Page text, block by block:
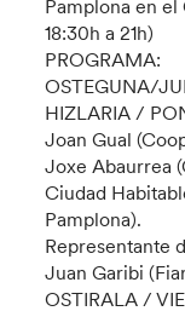
Pamplona en
18:30h a 21h)
PROGRAMA:
OSTEGUNA/
HIZLARIA /
Joan Gual
Joxe Abaurrea
Ciudad
Pamplona).
Representante
Juan Garibi
OSTIRALA /